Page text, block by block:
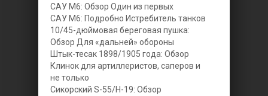
САУ М6: Обзор Один из первых
САУ М6: Подробно Истребитель танков
10/45-дюймовая береговая пушка:
Обзор Для «дальней» обороны
Штык-тесак 1898/1905 года: Обзор
Клинок для артиллеристов, саперов и
не только
Сикорский S-55/H-19: Обзор